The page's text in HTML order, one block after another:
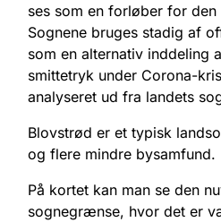
ses som en forløber for
Sognene bruges stadig af
som en alternativ inddeling
smittetryk under Corona-
analyseret ud fra landets
Blovstrød er et typisk
og flere mindre bysamfund.
På kortet kan man se den
sognegrænse, hvor det er